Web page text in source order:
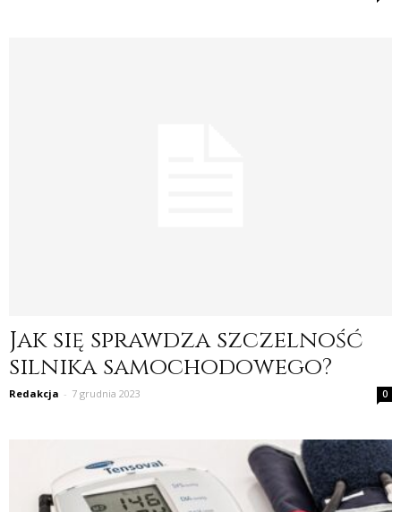
Jak się sprawdza szczelność
silnika samochodowego?
Redakcja - 7 grudnia 2023 0